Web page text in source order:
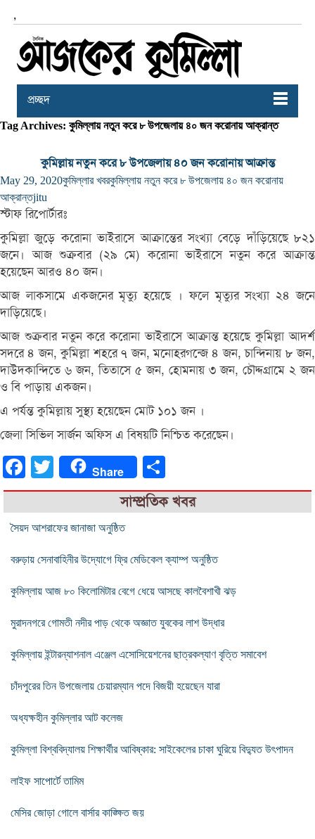
,
প্রচ্ছদ
Tag Archives: কুমিল্লায় নতুন করে ৮ উপজেলায় ৪০ জন করোনায় আক্রান্ত
কুমিল্লায় নতুন করে ৮ উপজেলায় ৪০ জন করোনায় আক্রান্ত
May 29, 2020কুমিল্লার খবরকুমিল্লায় নতুন করে ৮ উপজেলায় ৪০ জন করোনায়
আক্রান্তjitu
স্টাফ রিপোর্টারঃ
কুমিল্লা জুড়ে করোনা ভাইরাসে আক্রান্তের সংখ্যা বেড়ে দাঁড়িয়েছে ৮২১
জনে। আজ শুক্রবার (২৯ মে) করোনা ভাইরাসে নতুন করে আক্রান্ত
হয়েছেন আরও ৪০ জন।
আজ লাকসামে একজনের মৃত্যু হয়েছে । ফলে মৃত্যুর সংখ্যা ২৪ জনে
দাড়িয়েছে।
আজ শুক্রবার নতুন করে করোনা ভাইরাসে আক্রান্ত হয়েছে কুমিল্লা আদর্শ
সদরে ৪ জন, কুমিল্লা শহরে ৭ জন, মনোহরগন্জে ৪ জন, চান্দিনায় ৮ জন,
দাউদকান্দিতে ৬ জন, তিতাসে ৫ জন, হোমনায় ৩ জন, চৌদ্দগ্রামে ২ জন
ও বি পাড়ায় একজন।
এ পর্যন্ত কুমিল্লায় সুস্থ্য হয়েছেন মোট ১০১ জন ।
জেলা সিভিল সার্জন অফিস এ বিষয়টি নিশ্চিত করেছেন।
FacebookTwitter Share
সাম্প্রতিক খবর
সৈয়দ আশরাফের জানাজা অনুষ্ঠিত
বরুড়ায় সেনাবাহিনীর উদ্যোগে ফ্রি মেডিকেল ক্যাম্প অনুষ্ঠিত
কুমিল্লায় আজ ৮০ কিলোমিটার বেগে ধেয়ে আসছে কালবৈশাখী ঝড়
মুরাদনগরে গোমতী নদীর পাড় থেকে অজ্ঞাত যুবকের লাশ উদ্ধার
কুমিল্লায় ইন্টারন্যাশনাল এঞ্জেল এসোসিয়েশনের ছাত্রকল্যাণ বৃত্তি সমাবেশ
চাঁদপুরের তিন উপজেলায় চেয়ারম্যান পদে বিজয়ী হয়েছেন যারা
অধ্যক্ষহীন কুমিল্লার আট কলেজ
কুমিল্লা বিশ্ববিদ্যালয় শিক্ষার্থীর আবিষ্কার: সাইকেলের চাকা ঘুরিয়ে বিদ্যুত উৎপাদন
লাইফ সাপোর্টে তামিম
মেসির জোড়া গোলে বার্সার কাঙ্ক্ষিত জয়